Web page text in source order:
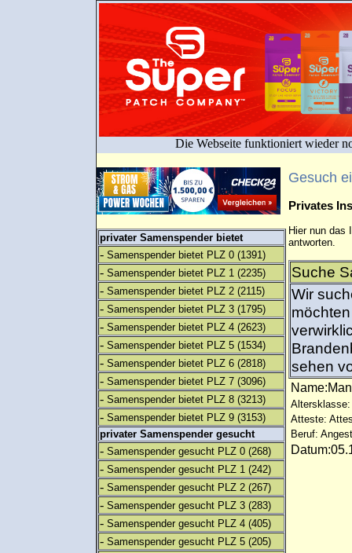
Die Webseite funktioniert wieder
privater Samenspender bietet
- Samenspender bietet PLZ 0 (1391)
- Samenspender bietet PLZ 1 (2235)
- Samenspender bietet PLZ 2 (2115)
- Samenspender bietet PLZ 3 (1795)
- Samenspender bietet PLZ 4 (2623)
- Samenspender bietet PLZ 5 (1534)
- Samenspender bietet PLZ 6 (2818)
- Samenspender bietet PLZ 7 (3096)
- Samenspender bietet PLZ 8 (3213)
- Samenspender bietet PLZ 9 (3153)
privater Samenspender gesucht
- Samenspender gesucht PLZ 0 (268)
- Samenspender gesucht PLZ 1 (242)
- Samenspender gesucht PLZ 2 (267)
- Samenspender gesucht PLZ 3 (283)
- Samenspender gesucht PLZ 4 (405)
- Samenspender gesucht PLZ 5 (205)
Gesuch
Privates
Hier nun das
antworten.
Suche
Wir
sehen
Altersklasse:
Atteste:
Beruf: